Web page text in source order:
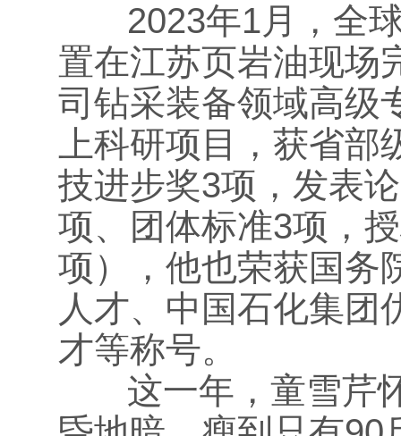
2023年1月，全球
置在江苏页岩油现场
司钻采装备领域高级
上科研项目，获省
技进步奖3项，发表
项、团体标准3项，
项），他也荣获国务
人才、中国石化集团
才等称号。
这一年，童雪芹怀